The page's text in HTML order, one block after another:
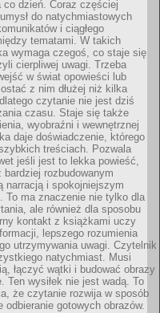
co dzień. Coraz częściej
do natychmiastowych
i ciągłego
tematami. W takich
wymaga czegoś, co staje się
cierpliwej uwagi. Trzeba
w świat opowieści lub
z nim dłużej niż kilka
czytanie nie jest dziś
czasu. Staje się także
wyobraźni i wewnętrznej
daje doświadczenie, którego
treściach. Pozwala
jeśli jest to lekka powieść,
bardziej rozbudowanym
narracją i spokojniejszym
To ma znaczenie nie tylko dla
ale również dla sposobu
kontakt z książkami uczy
lepszego rozumienia
utrzymywania uwagi. Czytelnik
natychmiast. Musi
łączyć wątki i budować obrazy
Ten wysiłek nie jest wadą. To
że czytanie rozwija w sposób
odbieranie gotowych obrazów.